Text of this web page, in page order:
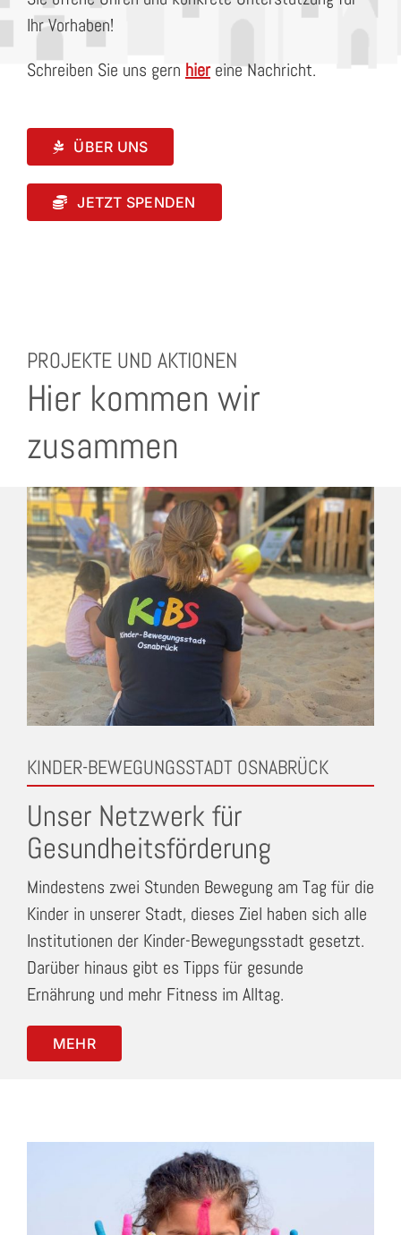
Ihr Vorhaben!
Schreiben Sie uns gern hier eine Nachricht.
ÜBER UNS
JETZT SPENDEN
PROJEKTE UND AKTIONEN
Hier kommen wir
zusammen
KINDER-BEWEGUNGSSTADT OSNABRÜCK
Unser Netzwerk für
Gesundheitsförderung
Mindestens zwei Stunden Bewegung am Tag für die
Kinder in unserer Stadt, dieses Ziel haben sich alle
Institutionen der Kinder-Bewegungsstadt gesetzt.
Darüber hinaus gibt es Tipps für gesunde
Ernährung und mehr Fitness im Alltag.
MEHR